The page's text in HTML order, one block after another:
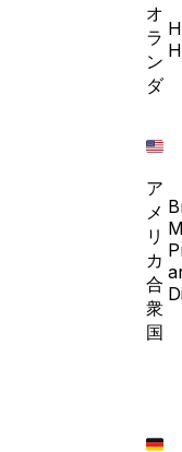
オ
ラ
ン
ダ
ア
メ
リ
カ
合
衆
国